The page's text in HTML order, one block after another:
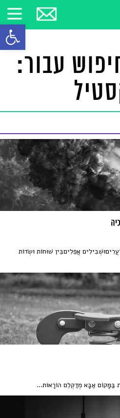
פתח
עבור:
אֲפֵלִיםבֵּין שׁוּחוֹת וּשְׂדוֹת
בַּמָּקוֹם אַבָּא מְדַקְלֵם הוֹרָאוֹת...